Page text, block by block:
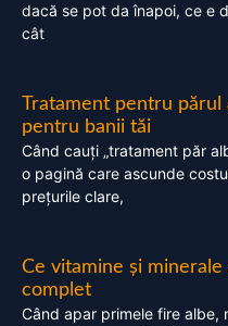
dacă se pot da înapoi, ce e
cât
Tratament pentru părul
pentru banii tăi
Când cauți „tratament păr
o pagină care ascunde
prețurile clare,
Ce vitamine și
complet
Când apar primele fire albe,